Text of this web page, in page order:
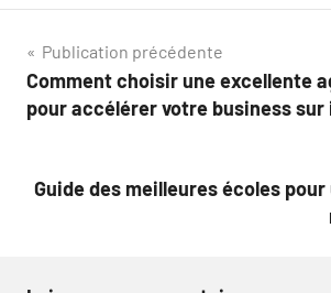
Navigation
de
Publication précédente
Comment choisir une excellente
pour accélérer votre business
Guide des meilleures écoles